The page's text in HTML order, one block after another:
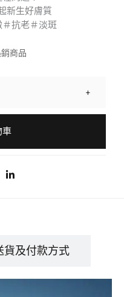
新生好膚質
抗老＃淡斑
商品
+
車
貨及付款方式